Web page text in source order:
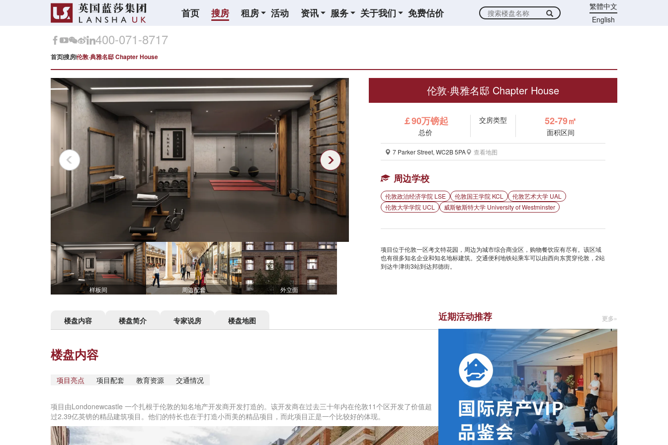
首页 搜房 租房 活动 资讯 服务 关于我们 免费估价
繁體中文
English
400-071-8717
首页搜房伦敦·典雅名邸 Chapter House
样板间 周边配套 外立面
伦敦·典雅名邸 Chapter House
￡90万镑起
总价
交房类型 52-79㎡
面积区间
7 Parker Street, WC2B 5PA 查看地图
周边学校
伦敦政治经济学院 LSE 伦敦国王学院 KCL
伦敦艺术大学 UAL
伦敦大学学院 UCL
威斯敏斯特大学 University of Westminster
项目位于伦敦一区考文特花园，周边为城市综合商业区，购物餐饮应有尽有。该区域
也有很多知名企业和知名地标建筑。交通便利地铁站乘车可以由西向东贯穿伦敦，2站
到达牛津街3站到达邦德街。
楼盘内容 楼盘简介 专家说房 楼盘地图
楼盘内容
项目亮点 项目配套 教育资源 交通情况
项目由Londonewcastle 一个扎根于伦敦的知名地产开发商开发打造的。该开发商在过去三十年内在伦敦11个区开发了价值超
过2.39亿英镑的精品建筑项目。他们的特长也在于打造小而美的精品项目，而此项目正是一个比较好的体现。
近期活动推荐 更多»